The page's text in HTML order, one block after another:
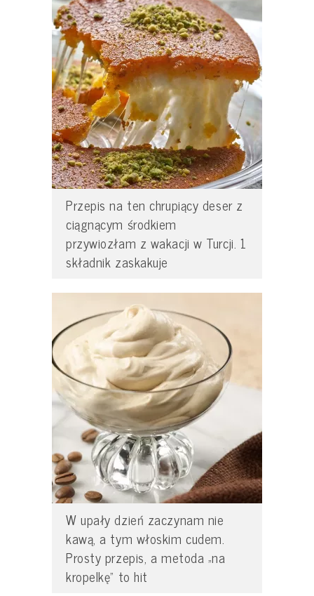
Przepis na ten chrupiący deser z
ciągnącym środkiem
przywiozłam z wakacji w Turcji. 1
składnik zaskakuje
W upały dzień zaczynam nie
kawą, a tym włoskim cudem.
Prosty przepis, a metoda „na
kropelkę” to hit